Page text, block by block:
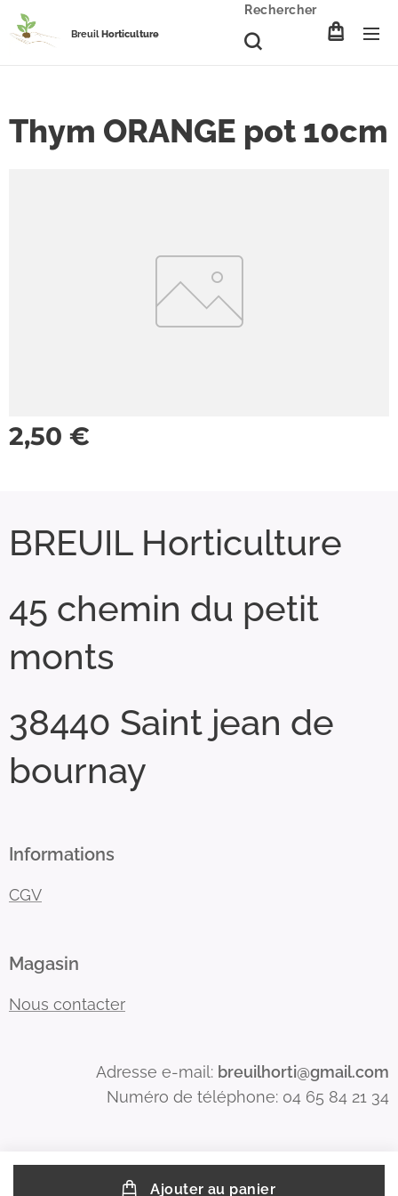
BreuilHorticulture
Rechercher
Thym ORANGE pot 10cm
2,50 €
Ajouter au panier
BREUIL Horticulture
45 chemin du petit
monts
38440 Saint jean de
bournay
Informations
CGV
Magasin
Nous contacter
Adresse e-mail: breuilhorti@gmail.com
Numéro de téléphone: 04 65 84 21 34